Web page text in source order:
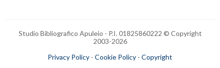
Studio Bibliografico Apuleio - P.I. 01825860222 © Copyright
2003-2026
Privacy Policy - Cookie Policy - Copyright